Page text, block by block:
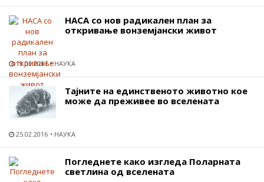
НАСА со нов радикален план за
откривање вонземјански живот
19.03.2017 НАУКА
Тајните на единственото животно кое
може да преживее во вселената
25.02.2016 НАУКА
Погледнете како изгледа Поларната
светлина од вселената